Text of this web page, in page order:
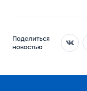
Поделиться
новостью